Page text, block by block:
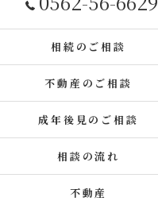
相続のご相談
不動産のご相談
成年後見のご相談
相談の流れ
不動産